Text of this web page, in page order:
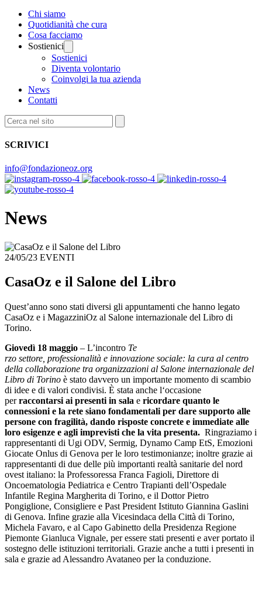
Chi siamo
Quotidianità che cura
Cosa facciamo
Sostienici
Sostienici
Diventa volontario
Coinvolgi la tua azienda
News
Contatti
SCRIVICI
info@fondazioneoz.org
News
24/05/23 EVENTI
CasaOz e il Salone del Libro
Quest’anno sono stati diversi gli appuntamenti che hanno legato
CasaOz e i MagazziniOz al Salone internazionale del Libro di
Torino.
Giovedì 18 maggio – L’incontro Te
rzo settore professionalità e innovazione sociale: la cura al centro
della collaborazione tra organizzazioni al Salone internazionale del
Libro di Torino è stato davvero un importante momento di scambio
di idee e di valori condivisi. È stata anche l‘occasione
perraccontarsi ai presenti in sala e ricordare quanto le
connessioni e la rete siano fondamentali per dare supporto alle
persone con fragilità, dando risposte concrete e immediate alle
loro esigenze e agli imprevisti che la vita presenta. Ringraziamo i
rappresentanti di Ugi ODV, Sermig, Dynamo Camp EtS, Emozioni
Giocate Onlus di Genova per le loro testimonianze; inoltre grazie ai
rappresentanti di due delle più importanti realtà sanitarie del nord
ovest italiano: la Professoressa Franca Fagioli, Direttore di
Oncoematologia Pediatrica e Centro Trapianti dell’Ospedale
Infantile Regina Margherita di Torino, e il Dottor Pietro
Pongiglione, Consigliere e Past President Istituto Giannina Gaslini
di Genova. Infine grazie alla Vicesindaca della Città di Torino,
Michela Favaro, e al Capo Gabinetto della Presidenza Regione
Piemonte Gianluca Vignale, per essere stati presenti e aver portato il
sostegno delle istituzioni territoriali. Grazie anche a tutti i presenti in
sala e grazie ad Alessandro Avataneo per la conduzione.